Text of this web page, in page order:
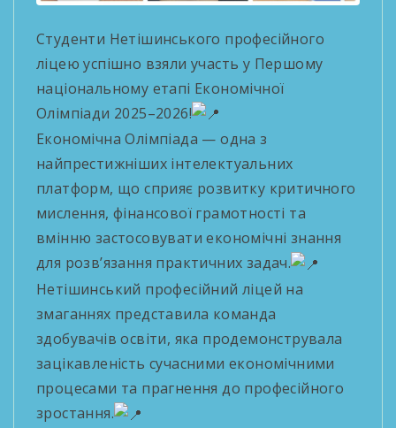
Студенти Нетішинського професійного
ліцею успішно взяли участь у Першому
національному етапі Економічної
Олімпіади 2025–2026!
Економічна Олімпіада — одна з
найпрестижніших інтелектуальних
платформ, що сприяє розвитку критичного
мислення, фінансової грамотності та
вмінню застосовувати економічні знання
для розв’язання практичних задач.
Нетішинський професійний ліцей на
змаганнях представила команда
здобувачів освіти, яка продемонструвала
зацікавленість сучасними економічними
процесами та прагнення до професійного
зростання.